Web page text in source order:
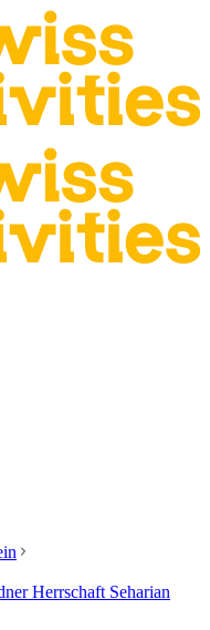
Herrschaft Seharian